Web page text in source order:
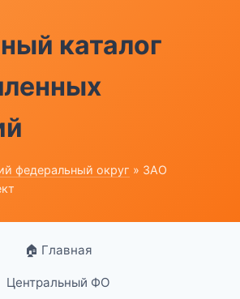
каталог
федеральный округ » ЗАО
🏠 Главная
Центральный ФО